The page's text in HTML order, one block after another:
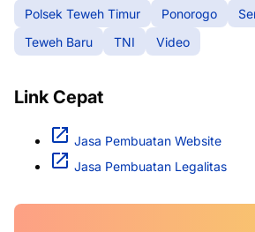
Polsek Teweh Timur
Ponorogo
Teweh Baru
TNI Video
Link Cepat
Jasa Pembuatan Website
Jasa Pembuatan Legalitas